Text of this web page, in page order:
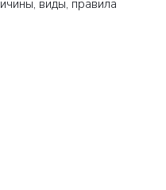
виды, правила